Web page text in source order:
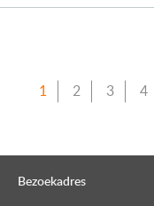
1 2 3 4
Bezoekadres